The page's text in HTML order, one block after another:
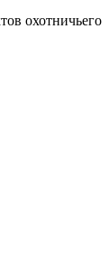
охотничьего